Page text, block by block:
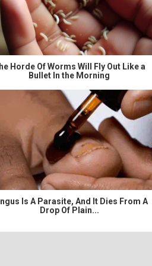
Horde Of Worms Will Fly Out Like a
Bullet In the Morning
Is A Parasite, And It Dies From A
Drop Of Plain...